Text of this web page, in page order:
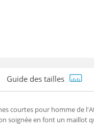
Guide des tailles
courtes pour homme de
soignée en font un maillot